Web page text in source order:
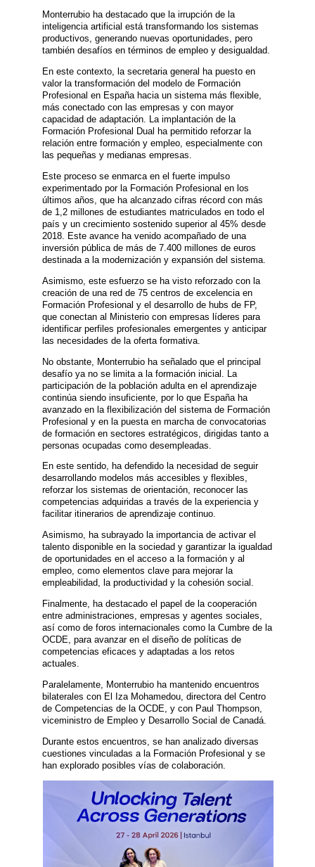
Monterrubio ha destacado que la irrupción de la
inteligencia artificial está transformando los sistemas
productivos, generando nuevas oportunidades, pero
también desafíos en términos de empleo y desigualdad.
En este contexto, la secretaria general ha puesto en
valor la transformación del modelo de Formación
Profesional en España hacia un sistema más flexible,
más conectado con las empresas y con mayor
capacidad de adaptación. La implantación de la
Formación Profesional Dual ha permitido reforzar la
relación entre formación y empleo, especialmente con
las pequeñas y medianas empresas.
Este proceso se enmarca en el fuerte impulso
experimentado por la Formación Profesional en los
últimos años, que ha alcanzado cifras récord con más
de 1,2 millones de estudiantes matriculados en todo el
país y un crecimiento sostenido superior al 45% desde
2018. Este avance ha venido acompañado de una
inversión pública de más de 7.400 millones de euros
destinada a la modernización y expansión del sistema.
Asimismo, este esfuerzo se ha visto reforzado con la
creación de una red de 75 centros de excelencia en
Formación Profesional y el desarrollo de hubs de FP,
que conectan al Ministerio con empresas líderes para
identificar perfiles profesionales emergentes y anticipar
las necesidades de la oferta formativa.
No obstante, Monterrubio ha señalado que el principal
desafío ya no se limita a la formación inicial. La
participación de la población adulta en el aprendizaje
continúa siendo insuficiente, por lo que España ha
avanzado en la flexibilización del sistema de Formación
Profesional y en la puesta en marcha de convocatorias
de formación en sectores estratégicos, dirigidas tanto a
personas ocupadas como desempleadas.
En este sentido, ha defendido la necesidad de seguir
desarrollando modelos más accesibles y flexibles,
reforzar los sistemas de orientación, reconocer las
competencias adquiridas a través de la experiencia y
facilitar itinerarios de aprendizaje continuo.
Asimismo, ha subrayado la importancia de activar el
talento disponible en la sociedad y garantizar la igualdad
de oportunidades en el acceso a la formación y al
empleo, como elementos clave para mejorar la
empleabilidad, la productividad y la cohesión social.
Finalmente, ha destacado el papel de la cooperación
entre administraciones, empresas y agentes sociales,
así como de foros internacionales como la Cumbre de la
OCDE, para avanzar en el diseño de políticas de
competencias eficaces y adaptadas a los retos
actuales.
Paralelamente, Monterrubio ha mantenido encuentros
bilaterales con El Iza Mohamedou, directora del Centro
de Competencias de la OCDE, y con Paul Thompson,
viceministro de Empleo y Desarrollo Social de Canadá.
Durante estos encuentros, se han analizado diversas
cuestiones vinculadas a la Formación Profesional y se
han explorado posibles vías de colaboración.